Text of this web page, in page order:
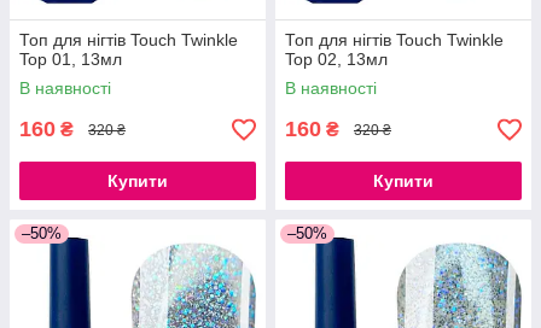
Топ для нігтів Touch Twinkle
Top 01, 13мл
В наявності
160 ₴ 320 ₴
Купити
Топ для нігтів Touch Twinkle
Top 02, 13мл
В наявності
160 ₴ 320 ₴
Купити
–50% –50%